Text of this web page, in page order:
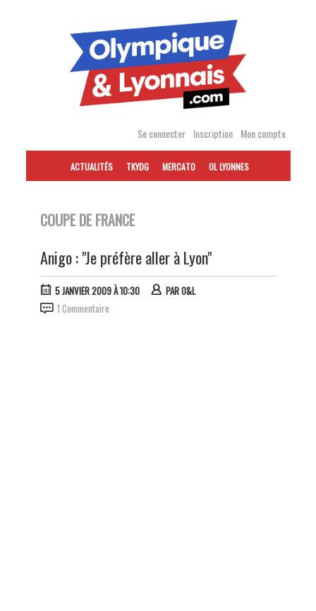
Se connecter Inscription Mon compte
ACTUALITÉS TKYDG MERCATO OL LYONNES
COUPE DE FRANCE
Anigo : "Je préfère aller à Lyon"
5 JANVIER 2009 À 10:30 PARO&L
1 Commentaire